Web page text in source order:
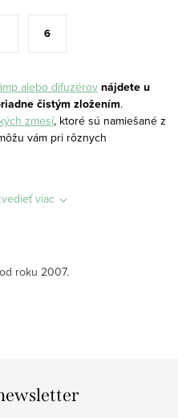
6
alebo difuzérov nájdete u
čistým zložením.
zmesí, ktoré sú namiešané z
vám pri rôznych
viac
roku 2007.